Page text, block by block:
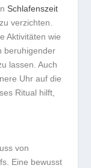
Schlafenszeit
verzichten.
Aktivitäten wie
beruhigender
lassen. Auch
Uhr auf die
Ritual hilft,
von
Eine bewusst